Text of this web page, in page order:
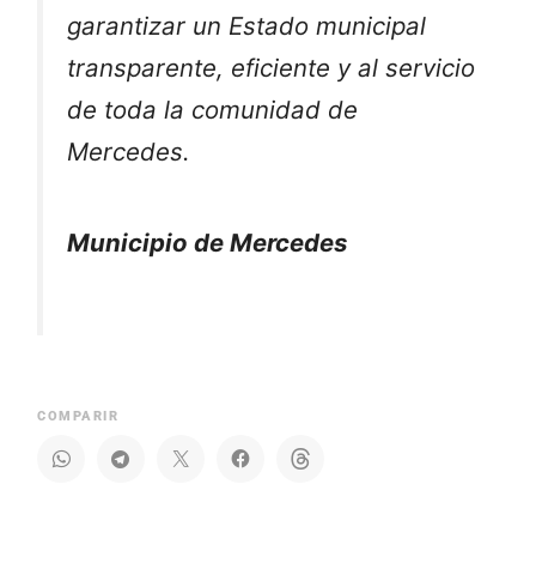
garantizar un Estado municipal
transparente, eficiente y al servicio
de toda la comunidad de
Mercedes.
Municipio de Mercedes
COMPARIR